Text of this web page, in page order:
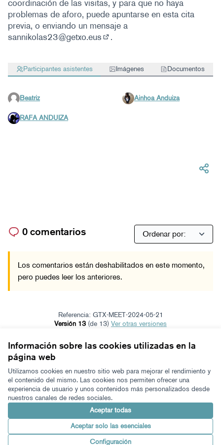
Información sobre las cookies utilizadas en la
página web
Utilizamos cookies en nuestro sitio web para mejorar el rendimiento y
el contenido del mismo. Las cookies nos permiten ofrecer una
experiencia de usuario y unos contenidos más personalizados desde
nuestros canales de redes sociales.
Aceptar todas
Aceptar solo las esenciales
Configuración
coordinación de las visitas, y para que no haya
problemas de aforo, puede apuntarse en esta cita
previa, o enviando un mensaje a
sannikolas23@getxo.eus
.
Participantes asistentes Imágenes Documentos
Beatriz Ainhoa Anduiza
RAFA ANDUIZA
0 comentarios
Los comentarios están deshabilitados en este momento,
pero puedes leer los anteriores.
Referencia: GTX-MEET-2024-05-21
Versión 13 (de 13)
ver otras versiones
Términos y condiciones de uso
Configuración de cookies
Zeugaz en X
(Enlace externo)
Zeugaz en Facebook
(Enlace externo)
Zeugaz en Instagram
(Enlace externo)
Zeugaz en YouTube
(Enlace externo)
Zeugaz en GitHub
(Enlace externo)
Castellano
Aukeratu hizkuntzaElegir el idioma
Con
(Enlace